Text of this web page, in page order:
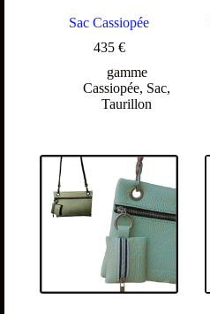
Sac Cassiopée
435 €
gamme
Cassiopée, Sac,
Taurillon